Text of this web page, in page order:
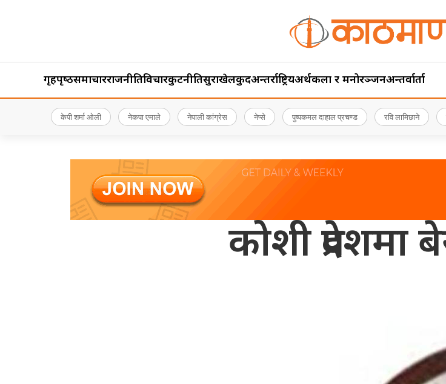
गृहपृष्‍ठसमाचारराजनीतिविचारकुटनीतिसुरक्षाखेलकुदअन्तर्राष्ट्रियअर्थकला र मनोरञ्जनअन्तर्वार्ता
केपी शर्मा ओली नेकपा एमाले नेपाली कांग्रेस नेप्से पुष्पकमल दाहाल प्रचण्ड रवि लामिछाने
कोशी प्रदेशमा